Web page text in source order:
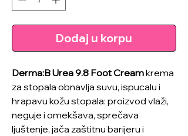
Dodaj u korpu
Derma:B Urea 9.8 Foot Creamkrema
za stopala obnavlja suvu, ispucalu i
hrapavu kožu stopala: proizvod vlaži,
neguje i omekšava, sprečava
ljuštenje, jača zaštitnu barijeru i